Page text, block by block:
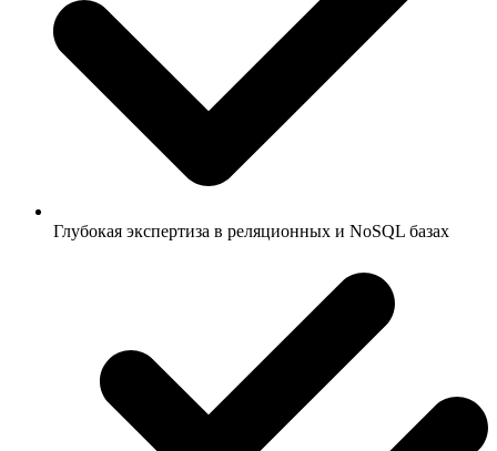
Глубокая экспертиза в реляционных и NoSQL базах